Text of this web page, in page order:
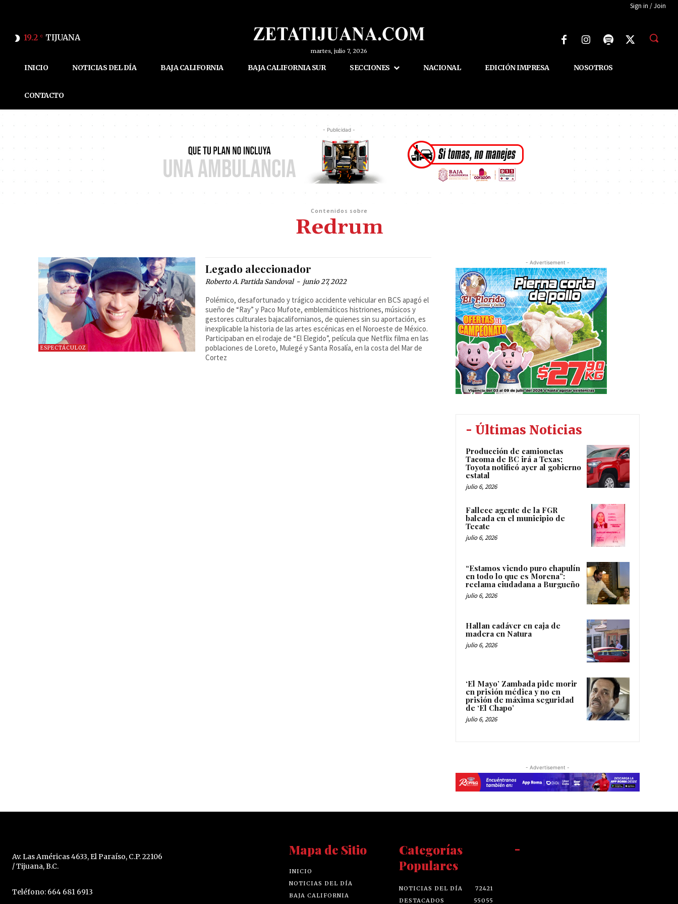
Sign in / Join
19.2 C TIJUANA
martes, julio 7, 2026
INICIO NOTICIAS DEL DÍA BAJA CALIFORNIA BAJA CALIFORNIA SUR SECCIONES NACIONAL EDICIÓN IMPRESA NOSOTROS
CONTACTO
- Publicidad -
Contenidos sobre
Redrum
ESPECTÁCULOZ
Legado aleccionador
Roberto A. Partida Sandoval - junio 27, 2022
Polémico, desafortunado y trágico accidente vehicular en BCS apagó el
sueño de “Ray” y Paco Mufote, emblemáticos histriones, músicos y
gestores culturales bajacalifornianos, de quienes sin su aportación, es
inexplicable la historia de las artes escénicas en el Noroeste de México.
Participaban en el rodaje de “El Elegido”, película que Netflix filma en las
poblaciones de Loreto, Mulegé y Santa Rosalía, en la costa del Mar de
Cortez
- Advertisement -
- Últimas Noticias
Producción de camionetas
Tacoma de BC irá a Texas;
Toyota notificó ayer al gobierno
estatal
julio 6, 2026
Fallece agente de la FGR
baleada en el municipio de
Tecate
julio 6, 2026
“Estamos viendo puro chapulín
en todo lo que es Morena”:
reclama ciudadana a Burgueño
julio 6, 2026
Hallan cadáver en caja de
madera en Natura
julio 6, 2026
‘El Mayo’ Zambada pide morir
en prisión médica y no en
prisión de máxima seguridad
de ‘El Chapo’
julio 6, 2026
- Advertisement -
Av. Las Américas 4633, El Paraíso, C.P. 22106
/ Tijuana, B.C.
Teléfono: 664 681 6913
Mapa de Sitio
INICIO
NOTICIAS DEL DÍA
BAJA CALIFORNIA
Categorías
Populares
NOTICIAS DEL DÍA
72421
DESTACADOS
55055
-